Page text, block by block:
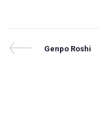
Navegação
Previous
Genpo Roshi